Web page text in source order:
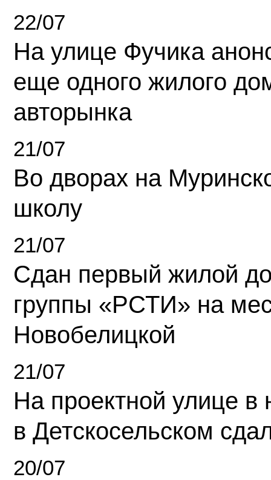
22/07
На улице Фучика
еще одного жилого
авторынка
21/07
Во дворах на
школу
21/07
Сдан первый жилой
группы «РСТИ» на
Новобелицкой
21/07
На проектной улице
в Детскосельском
20/07